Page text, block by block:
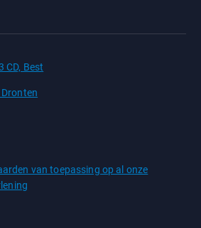
CD, Best
Dronten
van toepassing op al onze